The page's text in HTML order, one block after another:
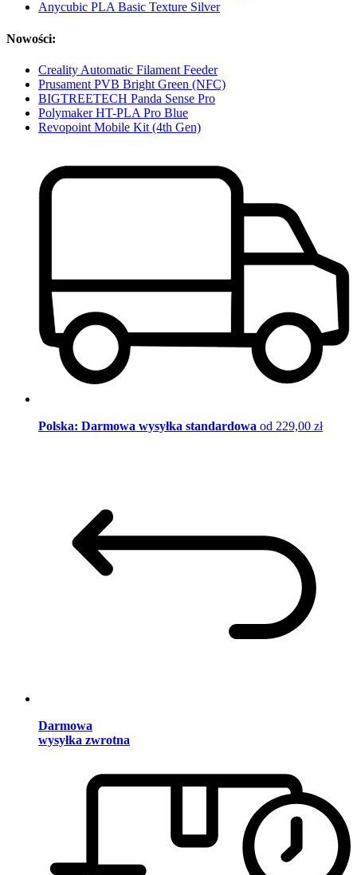
Anycubic PLA Basic Texture Silver
Nowości:
Creality Automatic Filament Feeder
Prusament PVB Bright Green (NFC)
BIGTREETECH Panda Sense Pro
Polymaker HT-PLA Pro Blue
Revopoint Mobile Kit (4th Gen)
Polska: Darmowa wysyłka standardowa od 229,00 zł
Darmowa
wysyłka zwrotna